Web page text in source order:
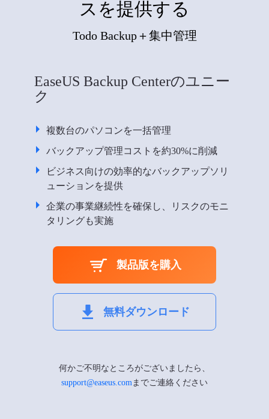
スを提供する
Todo Backup＋集中管理
EaseUS Backup Centerのユニー
ク
複数台のパソコンを一括管理
バックアップ管理コストを約30%に削減
ビジネス向けの効率的なバックアップソリ
ューションを提供
企業の事業継続性を確保し、リスクのモニ
タリングも実施
製品版を購入
無料ダウンロード
何かご不明なところがございましたら、
support@easeus.com までご連絡ください